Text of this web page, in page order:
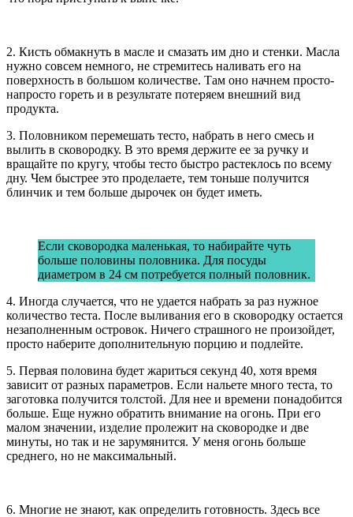
2. Кисть обмакнуть в масле и смазать им дно и стенки. Масла
нужно совсем немного, не стремитесь наливать его на
поверхность в большом количестве. Там оно начнем просто-
напросто гореть и в результате потеряем внешний вид
продукта.
3. Половником перемешать тесто, набрать в него смесь и
вылить в сковородку. В это время держите ее за ручку и
вращайте по кругу, чтобы тесто быстро растеклось по всему
дну. Чем быстрее это проделаете, тем тоньше получится
блинчик и тем больше дырочек он будет иметь.
Если сковородка маленькая, то набирайте чуть
больше половины половника. Для посуды
диаметром в 24 см потребуется полный половник.
4. Иногда случается, что не удается набрать за раз нужное
количество теста. После выливания его в сковородку остается
незаполненным островок. Ничего страшного не произойдет,
просто наберите дополнительную порцию и подлейте.
5. Первая половина будет жариться секунд 40, хотя время
зависит от разных параметров. Если нальете много теста, то
заготовка получится толстой. Для нее и времени понадобится
больше. Еще нужно обратить внимание на огонь. При его
малом значении, изделие пролежит на сковородке и две
минуты, но так и не зарумянится. У меня огонь больше
среднего, но не максимальный.
6. Многие не знают, как определить готовность. Здесь все